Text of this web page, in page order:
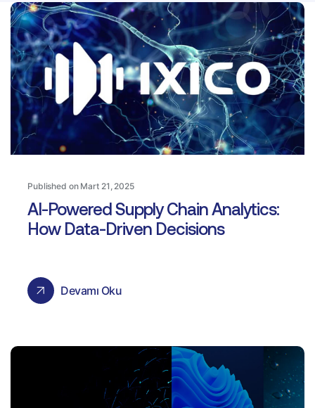
Published on Mart 21, 2025
AI-Powered Supply Chain Analytics:
How Data-Driven Decisions
Devamı Oku